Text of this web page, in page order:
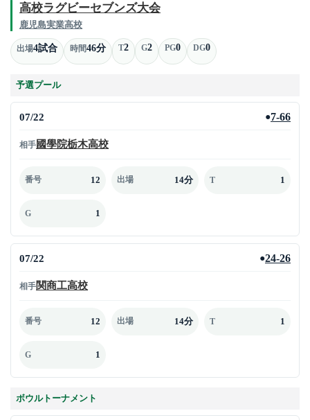
高校ラグビーセブンズ大会
鹿児島実業高校
出場4試合 時間46分 T2 G2 PG0 DG0
予選プール
07/22 ●7-66
相手國學院栃木高校
番号 12 出場 14分 T 1
G 1
07/22 ●24-26
相手関商工高校
番号 12 出場 14分 T 1
G 1
ボウルトーナメント